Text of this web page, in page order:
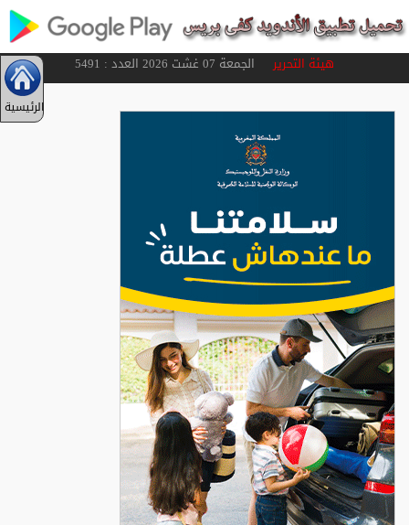
هيئة التحريرالجمعة 07 غشت 2026 العدد : 5491
الرئيسية